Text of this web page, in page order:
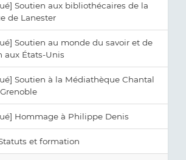
Soutien aux bibliothécaires de la
de Lanester
Soutien au monde du savoir et de
aux États-Unis
Soutien à la Médiathèque Chantal
Hommage à Philippe Denis
et formation